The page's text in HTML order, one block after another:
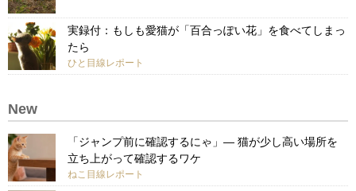
実録付：もしも愛猫が「百合っぽい花」を食べてしまっ
たら
ひと目線レポート
New
「ジャンプ前に確認するにゃ」— 猫が少し高い場所を
立ち上がって確認するワケ
ねこ目線レポート